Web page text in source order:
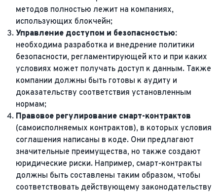
методов полностью лежит на компаниях,
использующих блокчейн;
Управление доступом и безопасностью:
необходима разработка и внедрение политики
безопасности, регламентирующей кто и при каких
условиях может получать доступ к данным. Также
компании должны быть готовы к аудиту и
доказательству соответствия установленным
нормам;
Правовое регулирование смарт-контрактов
(самоисполняемых контрактов), в которых условия
соглашения написаны в коде. Они предлагают
значительные преимущества, но также создают
юридические риски. Например, смарт-контракты
должны быть составлены таким образом, чтобы
соответствовать действующему законодательству